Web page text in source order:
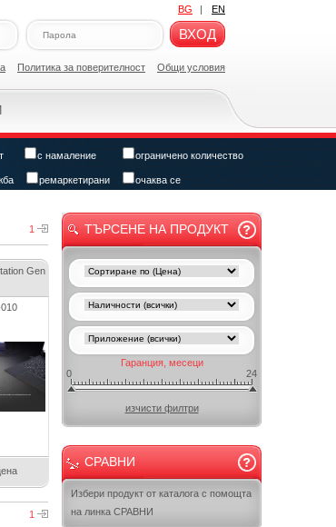
BG | EN
ВХОД
Политикa за поверителност Общи условия
с намаление ограничено количество
ремаркетирани очаква се
1
Gen
1
ТЪРСЕНЕ НА ПРОДУКТ
Гаранция, месеци
0
24
изчисти филтри
СРАВНИ
Избери продукт от каталога с помощта
на линка СРАВНИ